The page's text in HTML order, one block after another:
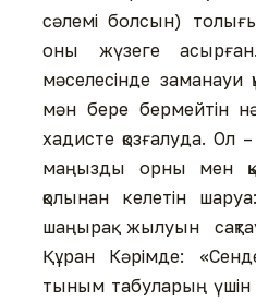
сәлемі болсын)
оны жүзеге
мәселесінде
мән бере бермейтін
хадисте қозғалуда. Ол
маңызды орны мен
қолынан келетін
шаңырақ жылуын
Құран Кәрімде:
тыным табуларың үшін